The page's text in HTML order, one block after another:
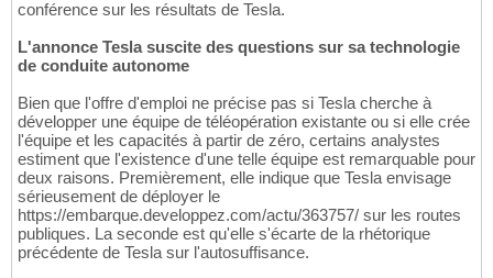
conférence sur les résultats de Tesla.
L'annonce Tesla suscite des questions sur sa technologie
de conduite autonome
Bien que l'offre d'emploi ne précise pas si Tesla cherche à
développer une équipe de téléopération existante ou si elle crée
l'équipe et les capacités à partir de zéro, certains analystes
estiment que l'existence d'une telle équipe est remarquable pour
deux raisons. Premièrement, elle indique que Tesla envisage
sérieusement de déployer le
https://embarque.developpez.com/actu/363757/ sur les routes
publiques. La seconde est qu'elle s'écarte de la rhétorique
précédente de Tesla sur l'autosuffisance.